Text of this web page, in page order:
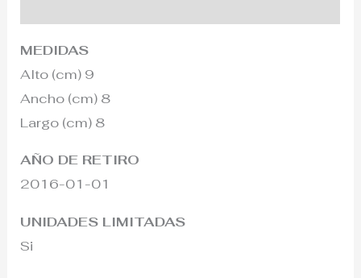
MEDIDAS
Alto (cm) 9
Ancho (cm) 8
Largo (cm) 8
AÑO DE RETIRO
2016-01-01
UNIDADES LIMITADAS
Si